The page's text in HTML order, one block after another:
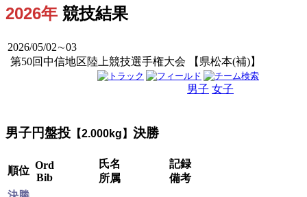
2026年 競技結果
2026/05/02∼03
第50回中信地区陸上競技選手権大会 【県松本(補)】
男子 女子
男子円盤投 【2.000kg】 決勝
順位 Ord
Bib
氏名
所属
記録
備考